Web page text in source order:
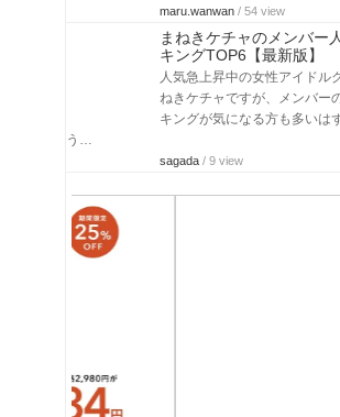
maru.wanwan / 54 view
まねきケチャのメンバー
キングTOP6【最新版】
人気急上昇中の女性アイドル
ねきケチャですが、メンバー
キングが気になる方も多いは
う…
sagada / 9 view